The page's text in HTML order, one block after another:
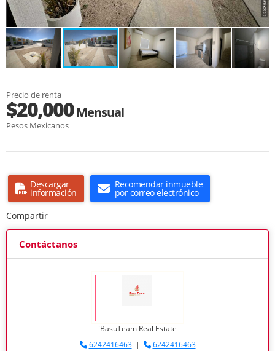
Precio de renta
$20,000Mensual
Pesos Mexicanos
Descargar
información
Recomendar inmueble
por correo electrónico
Compartir
Contáctanos
iBasuTeam Real Estate
6242416463|
6242416463